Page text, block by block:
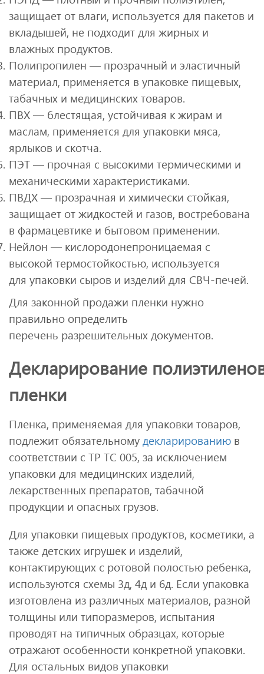
защищает от влаги, используется для пакетов и
вкладышей, не подходит для жирных и
влажных продуктов.
Полипропилен — прозрачный и эластичный
материал, применяется в упаковке пищевых,
табачных и медицинских товаров.
ПВХ — блестящая, устойчивая к жирам и
маслам, применяется для упаковки мяса,
ярлыков и скотча.
ПЭТ — прочная с высокими термическими и
механическими характеристиками.
ПВДХ — прозрачная и химически стойкая,
защищает от жидкостей и газов, востребована
в фармацевтике и бытовом применении.
Нейлон — кислородонепроницаемая с
высокой термостойкостью, используется
для упаковки сыров и изделий для СВЧ-печей.
Для законной продажи пленки нужно
правильно определить
перечень разрешительных документов.
Декларирование
пленки
Пленка, применяемая для упаковки товаров,
подлежит обязательному декларированию в
соответствии с ТР ТС 005, за исключением
упаковки для медицинских изделий,
лекарственных препаратов, табачной
продукции и опасных грузов.
Для упаковки пищевых продуктов, косметики, а
также детских игрушек и изделий,
контактирующих с ротовой полостью ребенка,
используются схемы 3д, 4д и 6д. Если упаковка
изготовлена из различных материалов, разной
толщины или типоразмеров, испытания
проводят на типичных образцах, которые
отражают особенности конкретной упаковки.
Для остальных видов упаковки